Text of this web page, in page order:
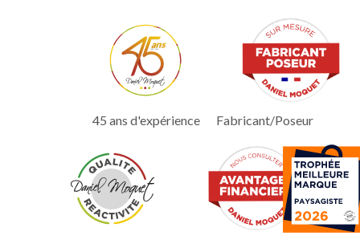
45 ans d'expérience Fabricant/Poseur